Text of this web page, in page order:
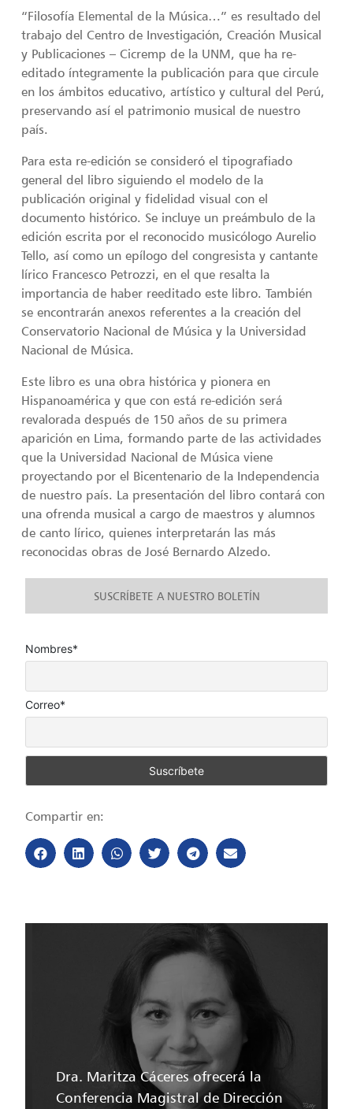
“Filosofía Elemental de la Música…” es resultado del
trabajo del Centro de Investigación, Creación Musical
y Publicaciones – Cicremp de la UNM, que ha re-
editado íntegramente la publicación para que circule
en los ámbitos educativo, artístico y cultural del Perú,
preservando así el patrimonio musical de nuestro
país.
Para esta re-edición se consideró el tipografiado
general del libro siguiendo el modelo de la
publicación original y fidelidad visual con el
documento histórico. Se incluye un preámbulo de la
edición escrita por el reconocido musicólogo Aurelio
Tello, así como un epílogo del congresista y cantante
lírico Francesco Petrozzi, en el que resalta la
importancia de haber reeditado este libro. También
se encontrarán anexos referentes a la creación del
Conservatorio Nacional de Música y la Universidad
Nacional de Música.
Este libro es una obra histórica y pionera en
Hispanoamérica y que con está re-edición será
revalorada después de 150 años de su primera
aparición en Lima, formando parte de las actividades
que la Universidad Nacional de Música viene
proyectando por el Bicentenario de la Independencia
de nuestro país. La presentación del libro contará con
una ofrenda musical a cargo de maestros y alumnos
de canto lírico, quienes interpretarán las más
reconocidas obras de José Bernardo Alzedo.
SUSCRÍBETE A NUESTRO BOLETÍN
Nombres*
Correo*
Compartir en:
Dra. Maritza Cáceres ofrecerá la
Conferencia Magistral de Dirección